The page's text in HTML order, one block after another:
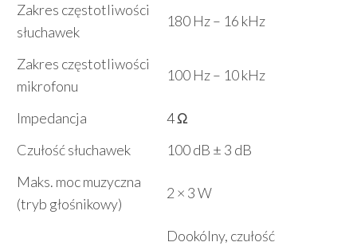
Zakres częstotliwości
słuchawek
180 Hz – 16 kHz
Zakres częstotliwości
mikrofonu
100 Hz – 10 kHz
Impedancja
4 Ω
Czułość słuchawek
100 dB ± 3 dB
Maks. moc muzyczna
(tryb głośnikowy)
2 × 3 W
Dookólny, czułość